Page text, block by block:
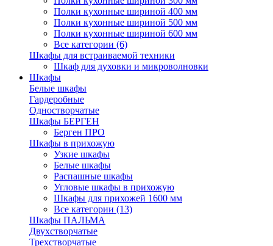
Полки кухонные шириной 400 мм
Полки кухонные шириной 500 мм
Полки кухонные шириной 600 мм
Все категории (6)
Шкафы для встраиваемой техники
Шкаф для духовки и микроволновки
Шкафы
Белые шкафы
Гардеробные
Одностворчатые
Шкафы БЕРГЕН
Берген ПРО
Шкафы в прихожую
Узкие шкафы
Белые шкафы
Распашные шкафы
Угловые шкафы в прихожую
Шкафы для прихожей 1600 мм
Все категории (13)
Шкафы ПАЛЬМА
Двухстворчатые
Трехстворчатые